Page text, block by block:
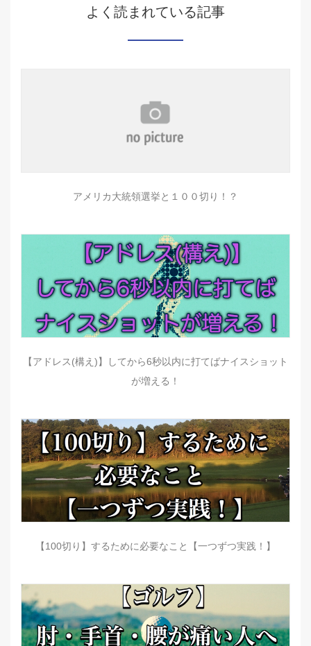
よく読まれている記事
アメリカ大統領選挙と１００切り！？
【アドレス(構え)】してから6秒以内に打てばナイスショット
が増える！
【100切り】するために必要なこと【一つずつ実践！】